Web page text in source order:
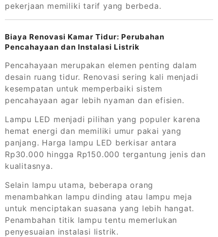
pekerjaan memiliki tarif yang berbeda.
Biaya Renovasi Kamar Tidur: Perubahan
Pencahayaan dan Instalasi Listrik
Pencahayaan merupakan elemen penting dalam
desain ruang tidur. Renovasi sering kali menjadi
kesempatan untuk memperbaiki sistem
pencahayaan agar lebih nyaman dan efisien.
Lampu LED menjadi pilihan yang populer karena
hemat energi dan memiliki umur pakai yang
panjang. Harga lampu LED berkisar antara
Rp30.000 hingga Rp150.000 tergantung jenis dan
kualitasnya.
Selain lampu utama, beberapa orang
menambahkan lampu dinding atau lampu meja
untuk menciptakan suasana yang lebih hangat.
Penambahan titik lampu tentu memerlukan
penyesuaian instalasi listrik.